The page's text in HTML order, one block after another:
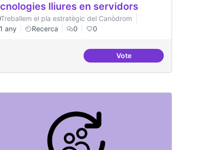
lliures en servidors
Treballem el pla estratègic del Canòdrom
1 any
Recerca 0 0
VoteTecnologies lliures en